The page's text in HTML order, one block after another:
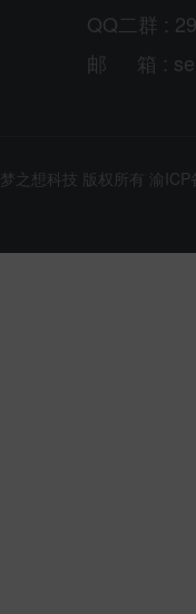
QQ二群 :
邮
箱 :
梦之想科技 版权所有 渝